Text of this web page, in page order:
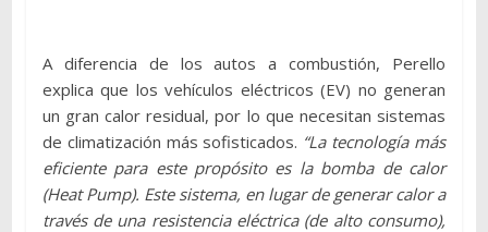
A diferencia de los autos a combustión, Perello
explica que los vehículos eléctricos (EV) no generan
un gran calor residual, por lo que necesitan sistemas
de climatización más sofisticados. “La tecnología más
eficiente para este propósito es la bomba de calor
(Heat Pump). Este sistema, en lugar de generar calor a
través de una resistencia eléctrica (de alto consumo),